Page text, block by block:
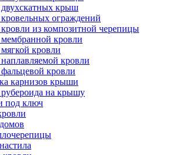
крыш
ограждений
из композитной черепицы
кровли
кровли
кровли
кровли
карнизов крыши
на крышу
под ключ